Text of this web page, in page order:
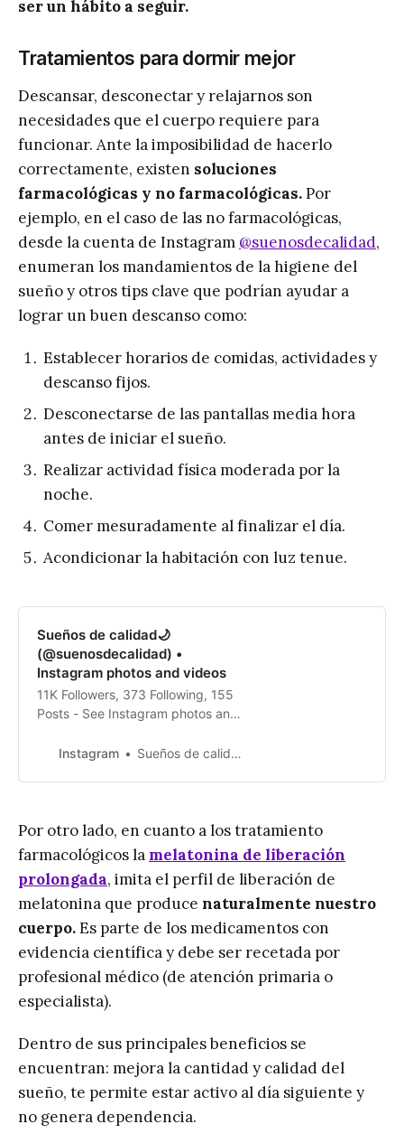
ser un hábito a seguir.
Tratamientos para dormir mejor
Descansar, desconectar y relajarnos son
necesidades que el cuerpo requiere para
funcionar. Ante la imposibilidad de hacerlo
correctamente, existen soluciones
farmacológicas y no farmacológicas.Por
ejemplo, en el caso de las no farmacológicas,
desde la cuenta de Instagram @suenosdecalidad,
enumeran los mandamientos de la higiene del
sueño y otros tips clave que podrían ayudar a
lograr un buen descanso como:
Establecer horarios de comidas, actividades y
descanso fijos.
Desconectarse de las pantallas media hora
antes de iniciar el sueño.
Realizar actividad física moderada por la
noche.
Comer mesuradamente al finalizar el día.
Acondicionar la habitación con luz tenue.
Sueños de calidad🌙
(@suenosdecalidad) •
Instagram photos and videos
11K Followers, 373 Following, 155
Posts - See Instagram photos and
(@suenosdecalidad)
Instagram Sueños de calidad🌙
Por otro lado, en cuanto a los tratamiento
farmacológicos la melatonina de liberación
prolongada, imita el perfil de liberación de
melatonina que produce naturalmente nuestro
cuerpo.Es parte de los medicamentos con
evidencia científica y debe ser recetada por
profesional médico (de atención primaria o
especialista).
Dentro de sus principales beneficios se
encuentran: mejora la cantidad y calidad del
sueño, te permite estar activo al día siguiente y
no genera dependencia.